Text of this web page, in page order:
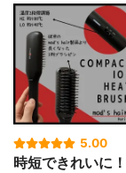
5.00
時短できれいに！